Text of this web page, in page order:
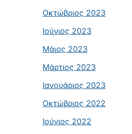
Οκτώβριος 2023
Ιούνιος 2023
Μάιος 2023
Μάρτιος 2023
Ιανουάριος 2023
Οκτώβριος 2022
Ιούνιος 2022